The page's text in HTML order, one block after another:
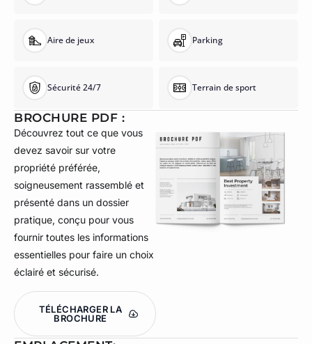
Aire de jeux Parking
Sécurité 24/7 Terrain de sport
BROCHURE PDF :
Découvrez tout ce que vous
devez savoir sur votre
propriété préférée,
soigneusement rassemblé et
présenté dans un dossier
pratique, conçu pour vous
fournir toutes les informations
essentielles pour faire un choix
éclairé et sécurisé.
TÉLÉCHARGER LA
BROCHURE